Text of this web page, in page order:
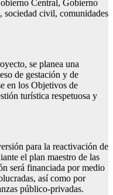
Central, Gobierno
sociedad civil, comunidades
se planea una
de gestación y de
en los Objetivos de
turística respetuosa y
para la reactivación de
el plan maestro de las
será financiada por medio
así como por
público-privadas.